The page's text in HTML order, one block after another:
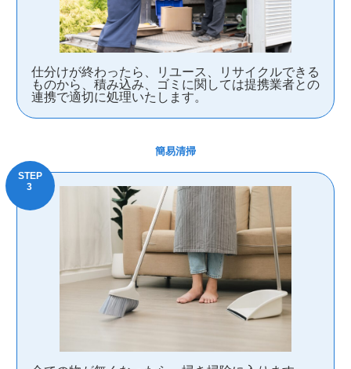
仕分けが終わったら、リユース、リサイクルできる
ものから、積み込み、ゴミに関しては提携業者との
連携で適切に処理いたします。
簡易清掃